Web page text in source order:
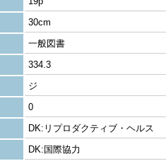
30cm
一般図書
334.3
ジ
0
DK:リプロダクティブ・ヘルス
DK:国際協力